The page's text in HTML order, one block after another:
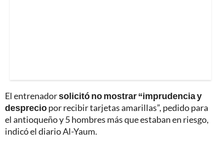
El entrenadorsolicitó no mostrar “imprudencia y
despreciopor recibir tarjetas amarillas”, pedido para
el antioqueño y 5 hombres más que estaban en riesgo,
indicó el diario Al-Yaum.